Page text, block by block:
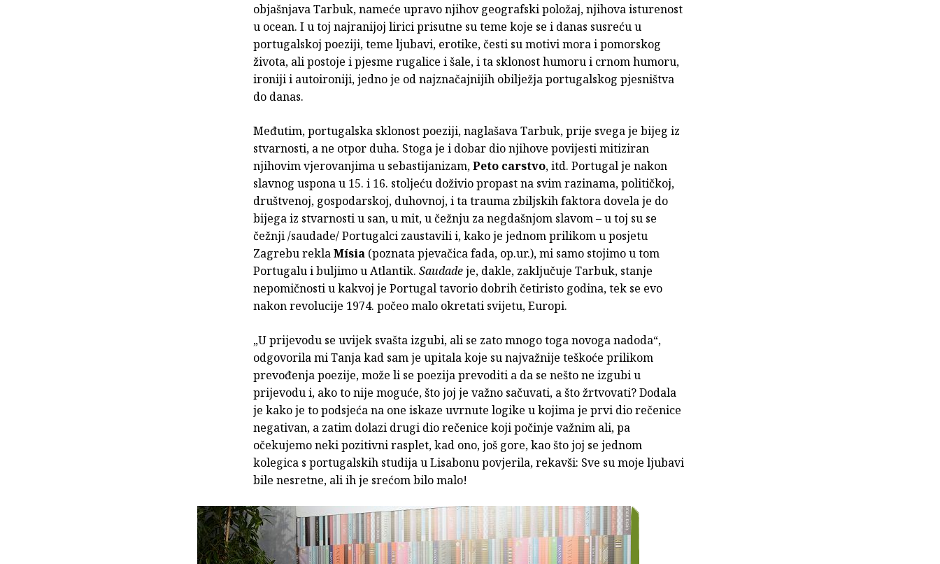
objašnjava Tarbuk, nameće upravo njihov geografski položaj, njihova isturenost
u ocean. I u toj najranijoj lirici prisutne su teme koje se i danas susreću u
portugalskoj poeziji, teme ljubavi, erotike, česti su motivi mora i pomorskog
života, ali postoje i pjesme rugalice i šale, i ta sklonost humoru i crnom humoru,
ironiji i autoironiji, jedno je od najznačajnijih obilježja portugalskog pjesništva
do danas.
Međutim, portugalska sklonost poeziji, naglašava Tarbuk, prije svega je bijeg iz
stvarnosti, a ne otpor duha. Stoga je i dobar dio njihove povijesti mitiziran
njihovim vjerovanjima u sebastijanizam,Peto carstvo, itd. Portugal je nakon
slavnog uspona u 15. i 16. stoljeću doživio propast na svim razinama, političkoj,
društvenoj, gospodarskoj, duhovnoj, i ta trauma zbiljskih faktora dovela je do
bijega iz stvarnosti u san, u mit, u čežnju za negdašnjom slavom – u toj su se
čežnji /saudade/ Portugalci zaustavili i, kako je jednom prilikom u posjetu
Zagrebu reklaMísia (poznata pjevačica fada, op.ur.), mi samo stojimo u tom
Portugalu i buljimo u Atlantik. Saudadeje, dakle, zaključuje Tarbuk, stanje
nepomičnosti u kakvoj je Portugal tavorio dobrih četiristo godina, tek se evo
nakon revolucije 1974. počeo malo okretati svijetu, Europi.​
„U prijevodu se uvijek svašta izgubi, ali se zato mnogo toga novoga nadoda“,
odgovorila mi Tanja kad sam je upitala koje su najvažnije teškoće prilikom
prevođenja poezije, može li se poezija prevoditi a da se nešto ne izgubi u
prijevodu i, ako to nije moguće, što joj je važno sačuvati, a što žrtvovati? Dodala
je kako je to podsjeća na one iskaze uvrnute logike u kojima je prvi dio rečenice
negativan, a zatim dolazi drugi dio rečenice koji počinje važnim ali, pa
očekujemo neki pozitivni rasplet, kad ono, još gore, kao što joj se jednom
kolegica s portugalskih studija u Lisabonu povjerila, rekavši: Sve su moje ljubavi
bile nesretne, ali ih je srećom bilo malo!